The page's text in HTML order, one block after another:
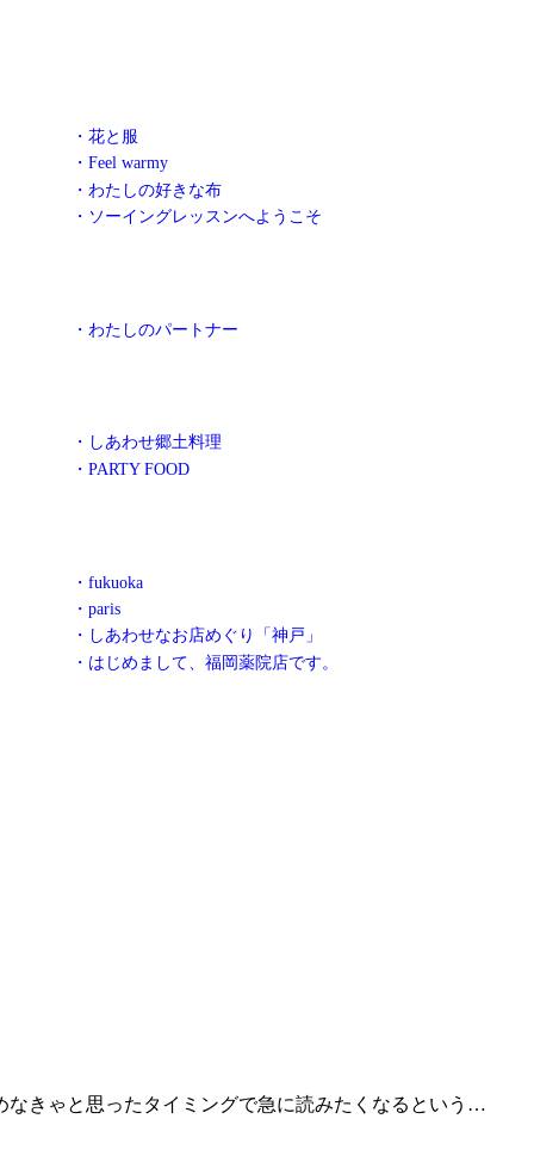
・花と服
・Feel warmy
・わたしの好きな布
・ソーイングレッスンへようこそ
・わたしのパートナー
・しあわせ郷土料理
・PARTY FOOD
・fukuoka
・paris
・しあわせなお店めぐり「神戸」
・はじめまして、福岡薬院店です。
きゃと思ったタイミングで急に読みたくなるという…